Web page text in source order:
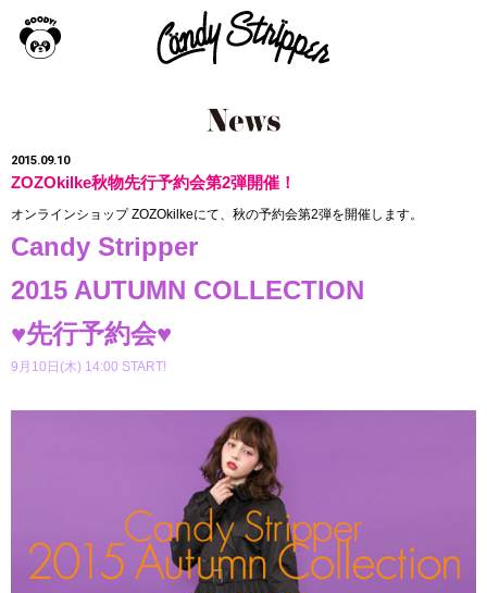
2015.09.10
ZOZOkilke秋物先行予約会第2弾開催！
オンラインショップ ZOZOkilkeにて、秋の予約会第2弾を開催します。
Candy Stripper
2015 AUTUMN COLLECTION
♥先行予約会♥
9月10日(木) 14:00 START!